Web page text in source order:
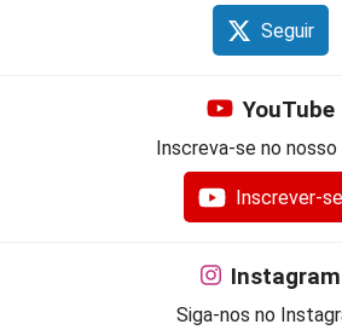
Seguir
YouTube
Inscreva-se no nosso
Inscrever-se
Instagram
Siga-nos no